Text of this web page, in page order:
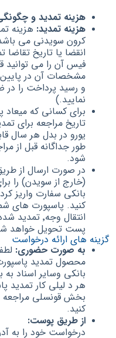
هزینه تمدید و
هزینه تمدید:
انقضا یا تاریخ
فیس آن را می توانید
مشخصات آن در
و رسید پرداخت را در
نمایید.)
برای کسانی که میعاد
یورو در بدل هر سال
طور جداگانه قبل از
شود.
(خارج از سویدن) را
بانکی سفارت واریز
کنید. پاسپورت های
پست تحویل خواهد
گزینه های ارائه درخواست
به صورت حضوری:
محصول تمدید
بانکی وسایر اسناد
هر د لیلی کار تمدید
بخش قونسلی مراجعه
کنید.
از طریق پوست:
درخواست خود را به